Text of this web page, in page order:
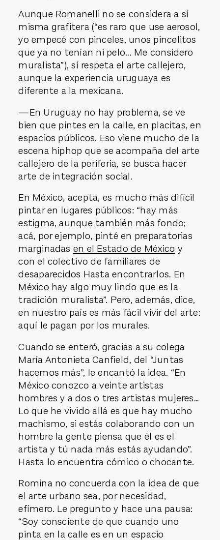
Aunque Romanelli no se considera a sí
misma grafitera (“es raro que use aerosol,
yo empecé con pinceles, unos pincelitos
que ya no tenían ni pelo... Me considero
muralista”), sí respeta el arte callejero,
aunque la experiencia uruguaya es
diferente a la mexicana.
—En Uruguay no hay problema, se ve
bien que pintes en la calle, en placitas, en
espacios públicos. Eso viene mucho de la
escena hiphop que se acompaña del arte
callejero de la periferia, se busca hacer
arte de integración social.
En México, acepta, es mucho más difícil
pintar en lugares públicos: “hay más
estigma, aunque también más fondo;
acá, por ejemplo, pinté en preparatorias
marginadas en el Estado de México y
con el colectivo de familiares de
desaparecidos Hasta encontrarlos. En
México hay algo muy lindo que es la
tradición muralista”. Pero, además, dice,
en nuestro país es más fácil vivir del arte:
aquí le pagan por los murales.
Cuando se enteró, gracias a su colega
María Antonieta Canfield, del “Juntas
hacemos más”, le encantó la idea. “En
México conozco a veinte artistas
hombres y a dos o tres artistas mujeres…
Lo que he vivido allá es que hay mucho
machismo, si estás colaborando con un
hombre la gente piensa que él es el
artista y tú nada más estás ayudando”.
Hasta lo encuentra cómico o chocante.
Romina no concuerda con la idea de que
el arte urbano sea, por necesidad,
efímero. Le pregunto y hace una pausa:
“Soy consciente de que cuando uno
pinta en la calle es en un espacio